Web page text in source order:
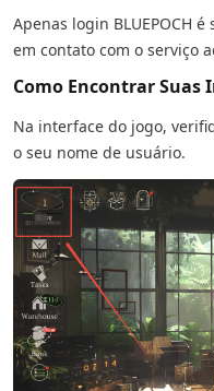
Apenas login BLUEPOCH
em contato com o serviço
Como Encontrar Suas
Na interface do jogo,
o seu nome de usuário.